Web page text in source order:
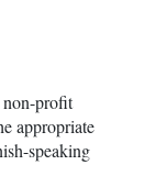
non-profit
appropriate
speaking